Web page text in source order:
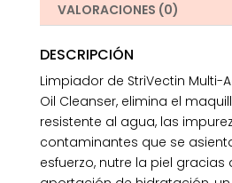
VALORACIONES (0)
DESCRIPCIÓN
Limpiador de StriVectin Multi-
Oil Cleanser, elimina el
resistente al agua, las
contaminantes que se
esfuerzo, nutre la piel gracias